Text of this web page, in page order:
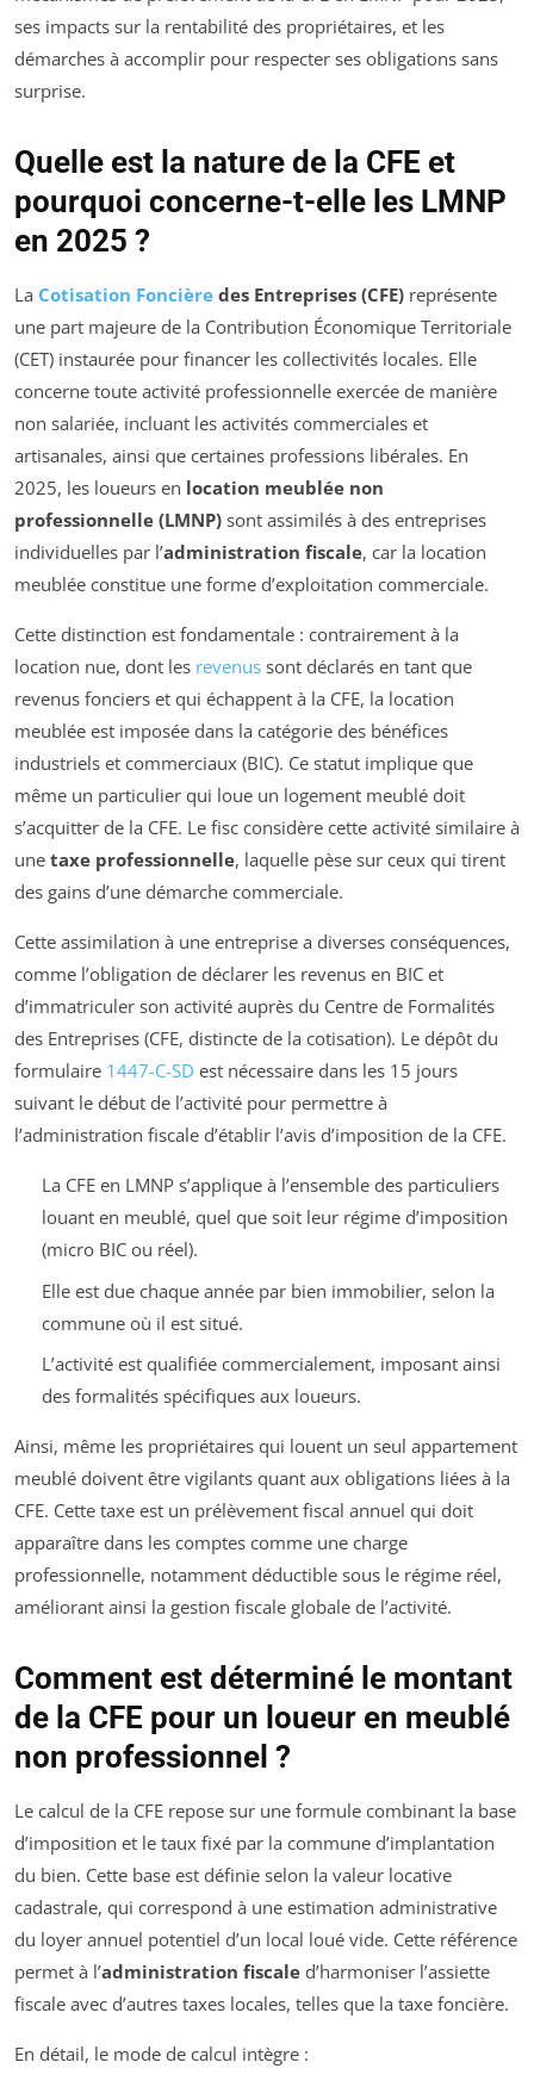
ses impacts sur la rentabilité des propriétaires, et les
démarches à accomplir pour respecter ses obligations sans
surprise.
Quelle est la nature de la CFE et
pourquoi concerne-t-elle les LMNP
en 2025 ?
La Cotisation Foncière des Entreprises (CFE) représente
une part majeure de la Contribution Économique Territoriale
(CET) instaurée pour financer les collectivités locales. Elle
concerne toute activité professionnelle exercée de manière
non salariée, incluant les activités commerciales et
artisanales, ainsi que certaines professions libérales. En
2025, les loueurs en location meublée non
professionnelle (LMNP) sont assimilés à des entreprises
individuelles par l’administration fiscale, car la location
meublée constitue une forme d’exploitation commerciale.
Cette distinction est fondamentale : contrairement à la
location nue, dont les revenus sont déclarés en tant que
revenus fonciers et qui échappent à la CFE, la location
meublée est imposée dans la catégorie des bénéfices
industriels et commerciaux (BIC). Ce statut implique que
même un particulier qui loue un logement meublé doit
s’acquitter de la CFE. Le fisc considère cette activité similaire à
une taxe professionnelle, laquelle pèse sur ceux qui tirent
des gains d’une démarche commerciale.
Cette assimilation à une entreprise a diverses conséquences,
comme l’obligation de déclarer les revenus en BIC et
d’immatriculer son activité auprès du Centre de Formalités
des Entreprises (CFE, distincte de la cotisation). Le dépôt du
formulaire 1447-C-SD est nécessaire dans les 15 jours
suivant le début de l’activité pour permettre à
l’administration fiscale d’établir l’avis d’imposition de la CFE.
La CFE en LMNP s’applique à l’ensemble des particuliers
louant en meublé, quel que soit leur régime d’imposition
(micro BIC ou réel).
Elle est due chaque année par bien immobilier, selon la
commune où il est situé.
L’activité est qualifiée commercialement, imposant ainsi
des formalités spécifiques aux loueurs.
Ainsi, même les propriétaires qui louent un seul appartement
meublé doivent être vigilants quant aux obligations liées à la
CFE. Cette taxe est un prélèvement fiscal annuel qui doit
apparaître dans les comptes comme une charge
professionnelle, notamment déductible sous le régime réel,
améliorant ainsi la gestion fiscale globale de l’activité.
Comment est déterminé le montant
de la CFE pour un loueur en meublé
non professionnel ?
Le calcul de la CFE repose sur une formule combinant la base
d’imposition et le taux fixé par la commune d’implantation
du bien. Cette base est définie selon la valeur locative
cadastrale, qui correspond à une estimation administrative
du loyer annuel potentiel d’un local loué vide. Cette référence
permet à l’administration fiscale d’harmoniser l’assiette
fiscale avec d’autres taxes locales, telles que la taxe foncière.
En détail, le mode de calcul intègre :